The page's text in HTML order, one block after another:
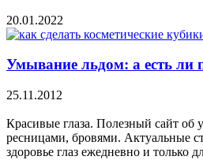
20.01.2022
Умывание льдом: а есть ли
25.11.2012
Красивые глаза. Полезный сайт об
ресницами, бровями. Актуальные
здоровье глаз ежедневно и только